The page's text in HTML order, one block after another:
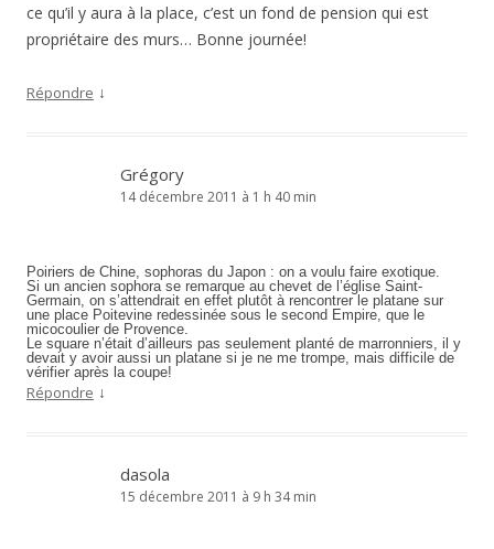
ce qu’il y aura à la place, c’est un fond de pension qui est
propriétaire des murs… Bonne journée!
Répondre ↓
Grégory
14 décembre 2011 à 1 h 40 min
Poiriers de Chine, sophoras du Japon : on a voulu faire exotique.
Si un ancien sophora se remarque au chevet de l’église Saint-
Germain, on s’attendrait en effet plutôt à rencontrer le platane sur
une place Poitevine redessinée sous le second Empire, que le
micocoulier de Provence.
Le square n’était d’ailleurs pas seulement planté de marronniers, il y
devait y avoir aussi un platane si je ne me trompe, mais difficile de
vérifier après la coupe!
Répondre ↓
dasola
15 décembre 2011 à 9 h 34 min